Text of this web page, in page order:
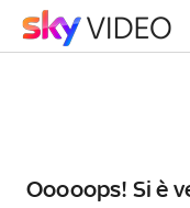
Ooooops! Si è